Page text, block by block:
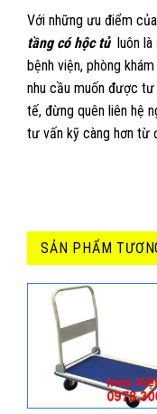
Với những ưu điểm
tầng có hộc tủluôn là
bệnh viện, phòng
nhu cầu muốn được
tế, đừng quên liên hệ
tư vấn kỹ càng hơn từ
SẢN PHẨM